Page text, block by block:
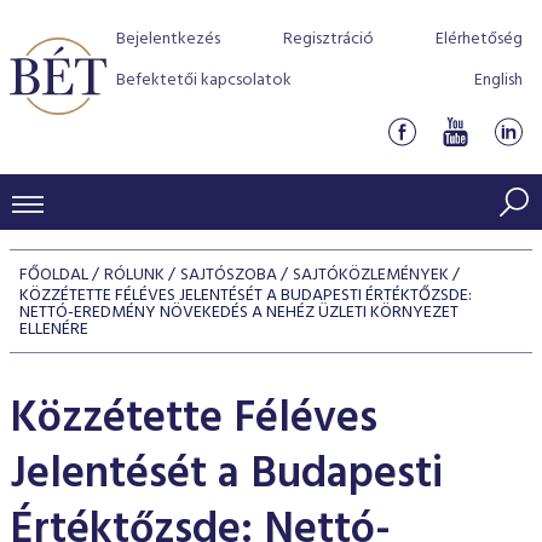
Bejelentkezés Regisztráció
Elérhetőség
Befektetői kapcsolatok
English
KERESKEDÉSI ADATOK
INDEXEK
Részvényindexek
Kötvényindexek
Jelzáloglevél indexek
Piaci forgalom
Kedvenc instrumentumok
Azonnali Piac
BEFEKTETŐK
Termékcsoportok
Indexek
Részvény szekció
Hitelpapír szekció
Szabályozás
BÉT szabályzatok
Befektetővédelem
Alkalmazott díjstruktúra
Elszámolás
Részvény és vállalati kötvény tőzsdei bevezetését
program
BÉT Xtend - Részvénypiac egyszerűen
TŐZSDETAGOK
Tőzsdetagok, üzletkötők
VENDOROK
FŐOLDAL RÓLUNK SAJTÓSZOBA SAJTÓKÖZLEMÉNYEK
KÖZZÉTETTE FÉLÉVES JELENTÉSÉT A BUDAPESTI ÉRTÉKTŐZSDE:
NETTÓ-EREDMÉNY NÖVEKEDÉS A NEHÉZ ÜZLETI KÖRNYEZET
ELLENÉRE
Közzétette Féléves
Jelentését a Budapesti